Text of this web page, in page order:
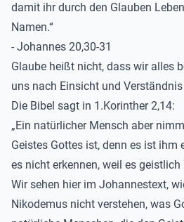
damit ihr durch den Glauben
Namen.“
- Johannes 20,30-31
Glaube heißt nicht, dass wir alles
uns nach Einsicht und
Die Bibel sagt in 1.Korinther 2,14:
„Ein natürlicher Mensch aber
Geistes Gottes ist, denn es ist ihm
es nicht erkennen, weil es geistlich
Wir sehen hier im Johannestext,
Nikodemus nicht verstehen, was